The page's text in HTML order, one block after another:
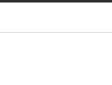
droogheid, enz.
droogheid, enz.